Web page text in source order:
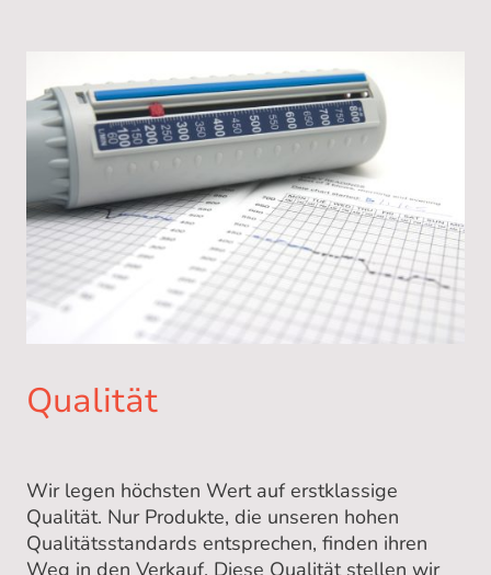
Qualität
Wir legen höchsten Wert auf erstklassige
Qualität. Nur Produkte, die unseren hohen
Qualitätsstandards entsprechen, finden ihren
Weg in den Verkauf. Diese Qualität stellen wir